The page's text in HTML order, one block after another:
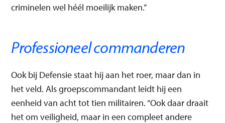
criminelen wel héél moeilijk maken.”
Professioneel commanderen
Ook bij Defensie staat hij aan het roer, maar dan in
het veld. Als groepscommandant leidt hij een
eenheid van acht tot tien militairen. “Ook daar draait
het om veiligheid, maar in een compleet andere